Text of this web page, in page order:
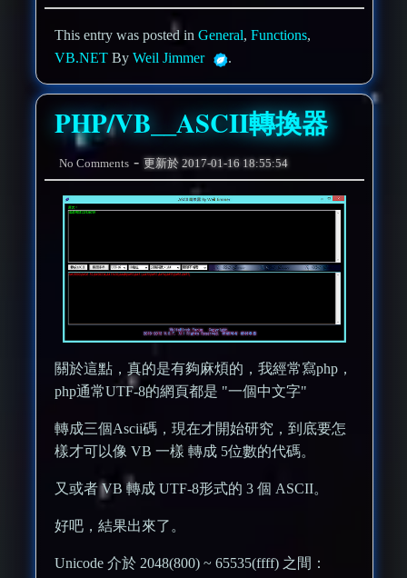
This entry was posted inGeneral,Functions,
VB.NET ByWeil Jimmer .
PHP/VB__ASCII轉換器
No Comments -更新於2017-01-16 18:55:54
關於這點，真的是有夠麻煩的，我經常寫php，
php通常UTF-8的網頁都是 "一個中文字"
轉成三個Ascii碼，現在才開始研究，到底要怎
樣才可以像 VB 一樣 轉成 5位數的代碼。
又或者 VB 轉成 UTF-8形式的 3 個 ASCII。
好吧，結果出來了。
Unicode 介於 2048(800) ~ 65535(ffff) 之間：